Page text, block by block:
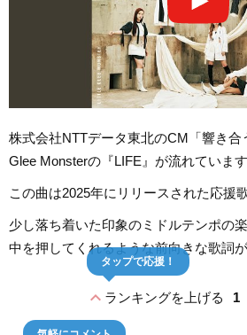
株式会社NTTデータ東北のCM「響き合
Glee Monsterの『LIFE』が流れています
この曲は2025年にリリースされた応援歌
少し落ち着いた印象のミドルテンポの
中を押してくれるような前向きな歌詞が
expand_lessランキングを上げる 1
タップで応援！